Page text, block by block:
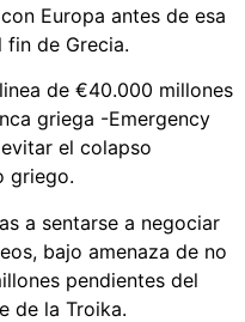
Europa antes de esa
de Grecia.
de €40.000 millones
griega -Emergency
el colapso
griego.
a sentarse a negociar
bajo amenaza de no
pendientes del
de la Troika.